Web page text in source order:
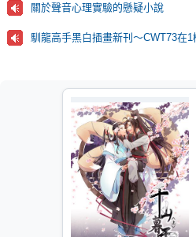
關於聲音心理實驗的懸疑小說